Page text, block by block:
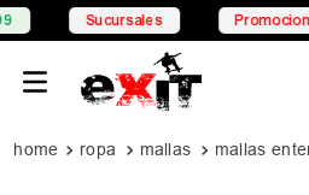
Sucursales
ropa mallas mallas